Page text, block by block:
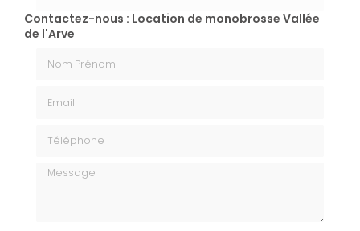
Contactez-nous : Location de monobrosse Vallée
de l'Arve
Message